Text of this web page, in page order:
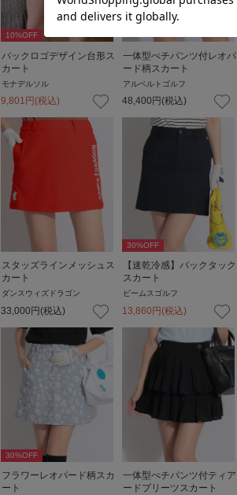
10%OFF
バックロゴデザイン台形ス
カート
モナデルソル
9,801 円 (税込)
一体型ぺチパンツ付レオパ
ード柄スカート
アルベルトゴルフ
48,400 円(税込)
スタッズラインメッシュス
カート
ダンスウィズドラゴン
33,000円(税込)
30%OFF
【速乾冷感】バックタック
スカート
ビームスゴルフ
13,860円(税込)
30%OFF
フラワーレオパード柄スカ
ート
一体型ぺチパンツ付ティア
ードプリーツスカート